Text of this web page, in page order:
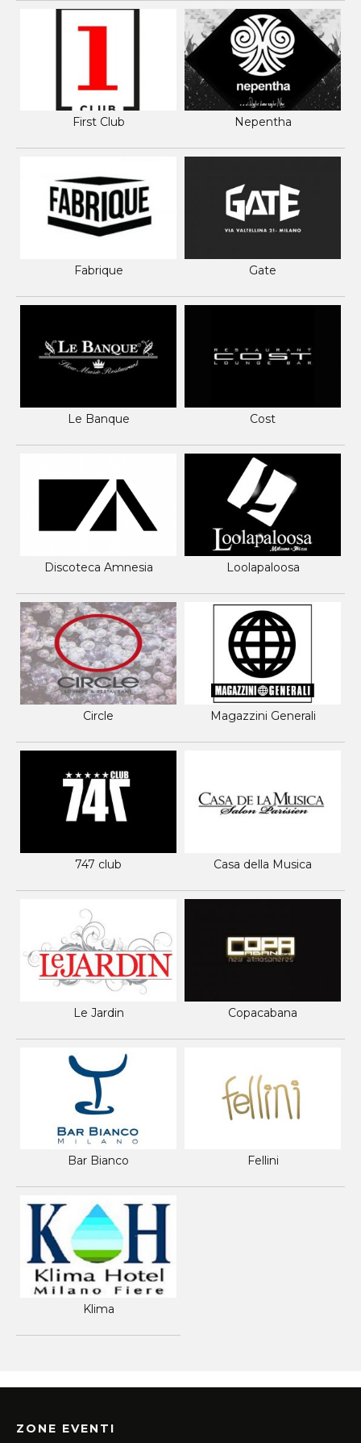
First Club Nepentha
Fabrique Gate
Le Banque Cost
Discoteca Amnesia Loolapaloosa
Circle Magazzini Generali
747 club Casa della Musica
Le Jardin Copacabana
Bar Bianco Fellini
Klima
ZONE EVENTI